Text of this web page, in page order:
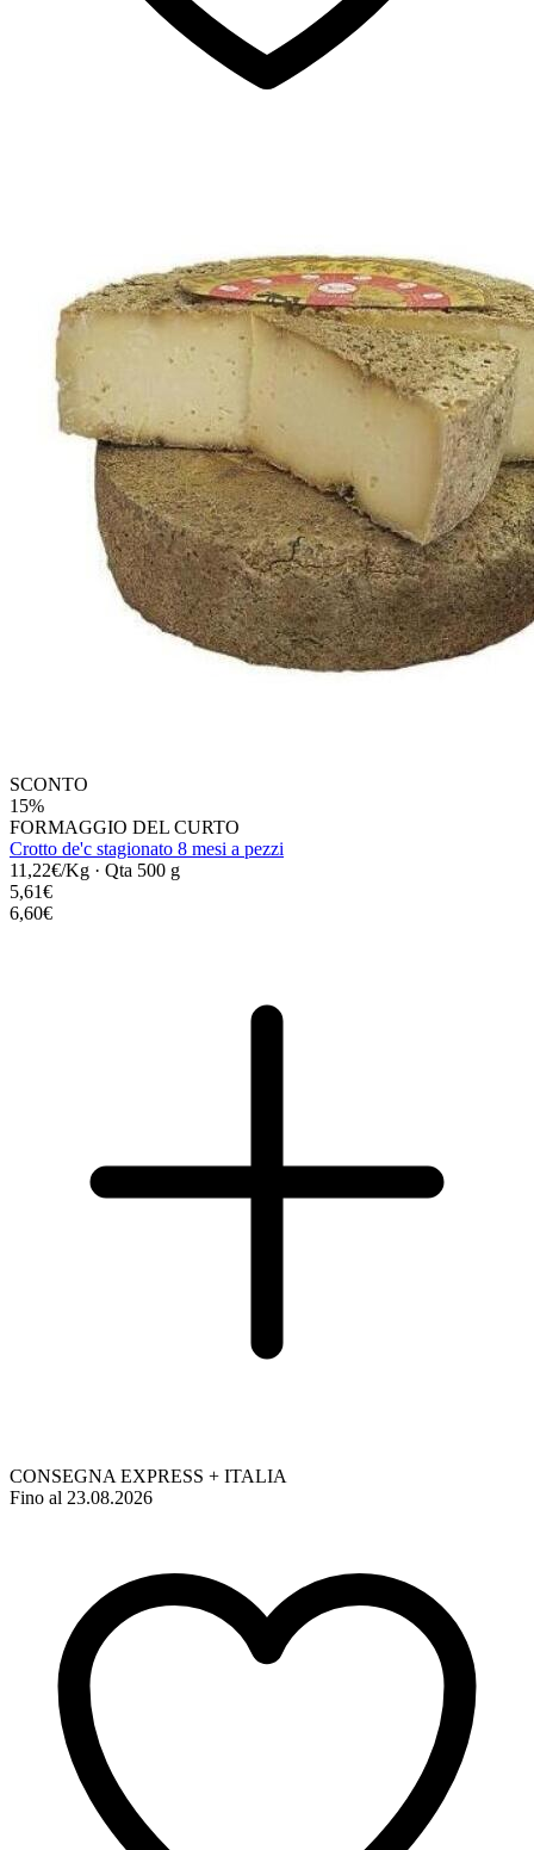
SCONTO
15%
FORMAGGIO DEL CURTO
Crotto de'c stagionato 8 mesi a pezzi
11,22€/Kg · Qta 500 g
5,61€
6,60€
CONSEGNA EXPRESS + ITALIA
Fino al 23.08.2026